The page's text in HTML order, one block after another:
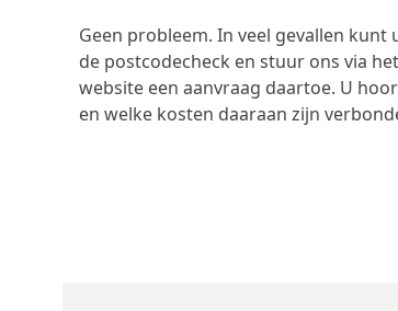
Geen probleem. In veel gevallen
de postcodecheck en stuur ons via het
website een aanvraag daartoe. U
en welke kosten daaraan zijn